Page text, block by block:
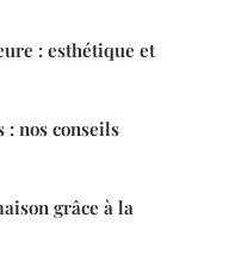
: esthétique et
: nos conseils
grâce à la